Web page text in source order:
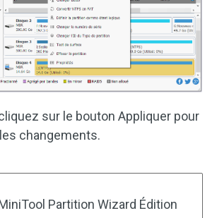
sur le bouton Appliquer pour
changements.
Partition Wizard Édition